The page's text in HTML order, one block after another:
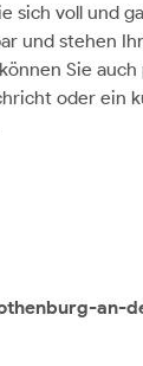
sich voll und
und stehen
Sie
oder ein
an-